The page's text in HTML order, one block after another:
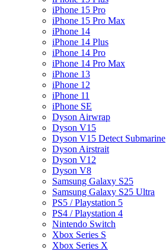
iPhone 15 Pro
iPhone 15 Pro Max
iPhone 14
iPhone 14 Plus
iPhone 14 Pro
iPhone 14 Pro Max
iPhone 13
iPhone 12
iPhone 11
iPhone SE
Dyson Airwrap
Dyson V15
Dyson V15 Detect Submarine
Dyson Airstrait
Dyson V12
Dyson V8
Samsung Galaxy S25
Samsung Galaxy S25 Ultra
PS5 / Playstation 5
PS4 / Playstation 4
Nintendo Switch
Xbox Series S
Xbox Series X